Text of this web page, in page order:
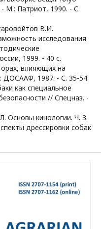
М.: Патриот, 1990. - С.
В.И.
исследования
1999. - 40 с.
влияющих на
ДОСААФ, 1987. - С. 35-54.
как специальное
// Спецназ. -
Основы кинологии. Ч. 3.
дрессировки собак